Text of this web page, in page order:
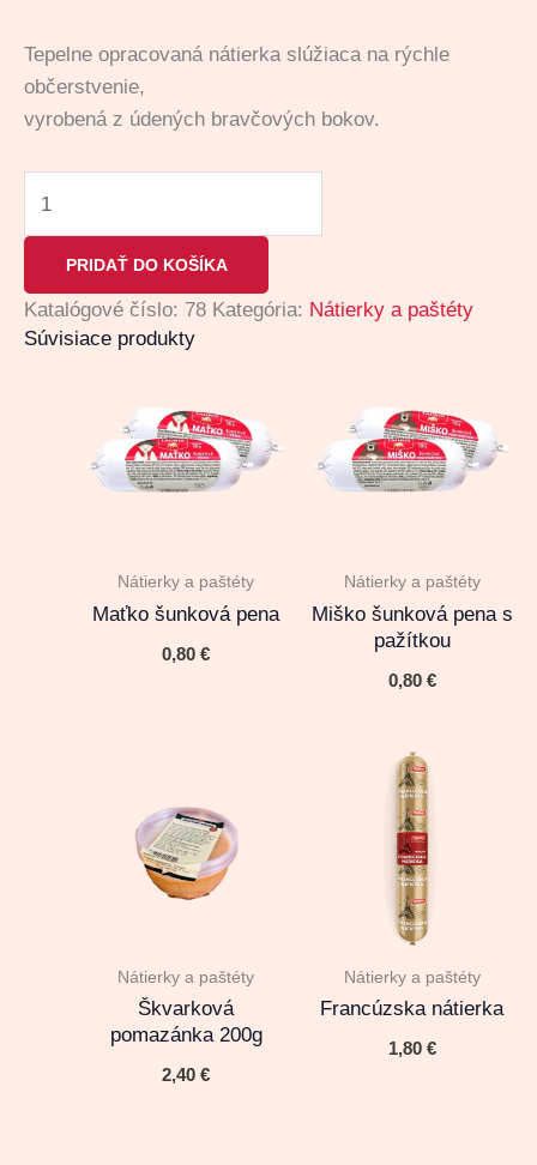
Tepelne opracovaná nátierka slúžiaca na rýchle
občerstvenie,
vyrobená z údených bravčových bokov.
PRIDAŤ DO KOŠÍKA
Katalógové číslo: 78 Kategória: Nátierky a paštéty
Súvisiace produkty
Nátierky a paštéty
Maťko šunková pena
0,80€
Nátierky a paštéty
Miško šunková pena s
pažítkou
0,80 €
Nátierky a paštéty
Škvarková
pomazánka 200g
2,40€
Nátierky a paštéty
Francúzska nátierka
1,80 €